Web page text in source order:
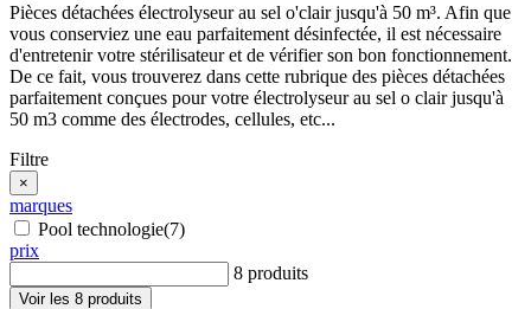
Pièces détachées électrolyseur au sel o'clair jusqu'à 50 m³. Afin que
vous conserviez une eau parfaitement désinfectée, il est nécessaire
d'entretenir votre stérilisateur et de vérifier son bon fonctionnement.
De ce fait, vous trouverez dans cette rubrique des pièces détachées
parfaitement conçues pour votre électrolyseur au sel o clair jusqu'à
50 m3 comme des électrodes, cellules, etc...
Filtre
×
marques
Pool technologie(7)
prix
8 produits
Voir les 8 produits